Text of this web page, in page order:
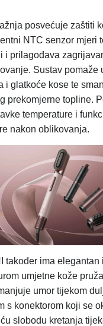
posvećuje zaštiti
NTC senzor mjeri
i prilagođava
Sustav pomaže
i glatkoće kose te
prekomjerne topline.
temperature i
nakon oblikovanja.
također ima elegantan
umjetne kože
umor tijekom
s konektorom koji se
slobodu kretanja